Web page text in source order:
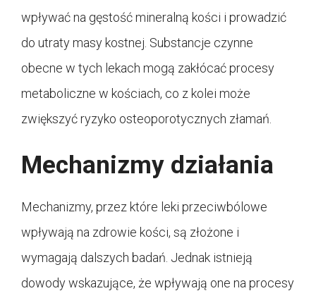
wpływać na gęstość mineralną kości i prowadzić
do utraty masy kostnej. Substancje czynne
obecne w tych lekach mogą zakłócać procesy
metaboliczne w kościach, co z kolei może
zwiększyć ryzyko osteoporotycznych złamań.
Mechanizmy działania
Mechanizmy, przez które leki przeciwbólowe
wpływają na zdrowie kości, są złożone i
wymagają dalszych badań. Jednak istnieją
dowody wskazujące, że wpływają one na procesy